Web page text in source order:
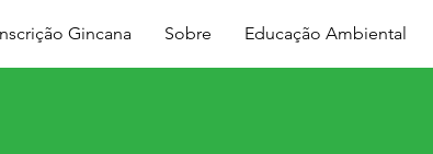
Gincana Sobre Educação Ambiental